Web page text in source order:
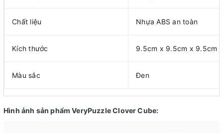
Chất liệu Nhựa ABS an toàn
Kích thước 9.5cm x 9.5cm x 9.5cm
Màu sắc Đen
Hình ảnh sản phẩm VeryPuzzle Clover Cube: